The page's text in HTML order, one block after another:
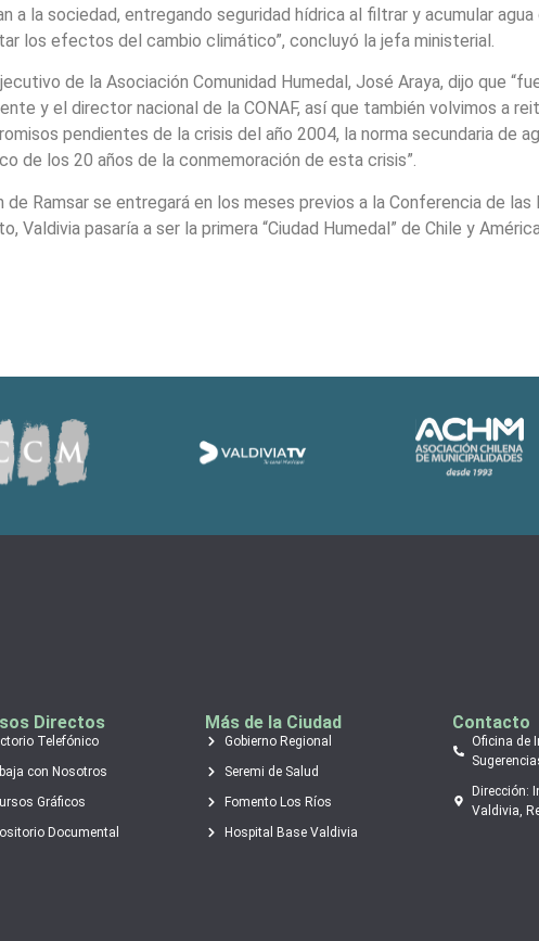
a la sociedad, entregando seguridad hídrica al filtrar y acumular
los efectos del cambio climático”, concluyó la jefa ministerial.
de la Asociación Comunidad Humedal, José Araya, dijo que
y el director nacional de la CONAF, así que también volvimos a
pendientes de la crisis del año 2004, la norma secundaria de
de los 20 años de la conmemoración de esta crisis”.
Ramsar se entregará en los meses previos a la Conferencia de
pasaría a ser la primera “Ciudad Humedal” de Chile y
Directos
Telefónico
con Nosotros
Gráficos
Documental
Más de la Ciudad
Gobierno Regional
Seremi de Salud
Fomento Los Ríos
Hospital Base Valdivia
Contacto
Oficina de
Dirección:
Valdivia,